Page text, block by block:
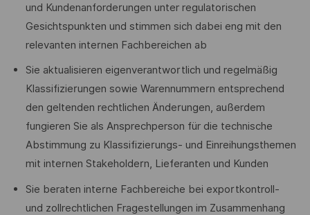
und Kundenanforderungen unter regulatorischen
Gesichtspunkten und stimmen sich dabei eng mit den
relevanten internen Fachbereichen ab
Sie aktualisieren eigenverantwortlich und regelmäßig
Klassifizierungen sowie Warennummern entsprechend
den geltenden rechtlichen Änderungen, außerdem
fungieren Sie als Ansprechperson für die technische
Abstimmung zu Klassifizierungs- und Einreihungsthemen
mit internen Stakeholdern, Lieferanten und Kunden
Sie beraten interne Fachbereiche bei exportkontroll-
und zollrechtlichen Fragestellungen im Zusammenhang